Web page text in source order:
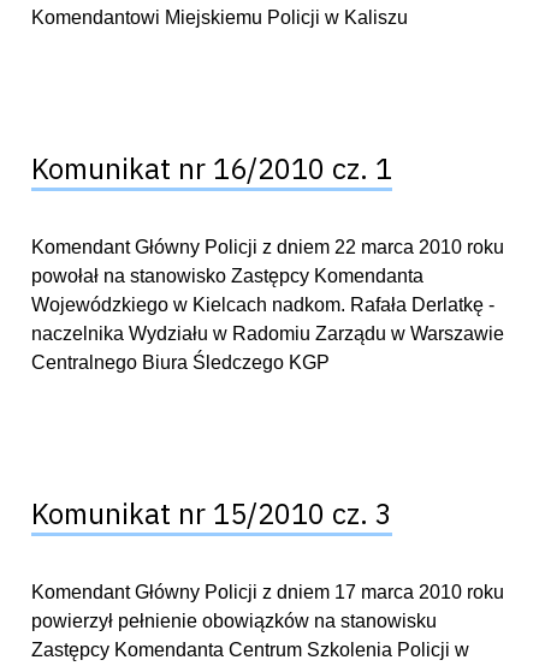
Komendantowi Miejskiemu Policji w Kaliszu
Komunikat nr 16/2010 cz. 1
Komendant Główny Policji z dniem 22 marca 2010 roku
powołał na stanowisko Zastępcy Komendanta
Wojewódzkiego w Kielcach nadkom. Rafała Derlatkę -
naczelnika Wydziału w Radomiu Zarządu w Warszawie
Centralnego Biura Śledczego KGP
Komunikat nr 15/2010 cz. 3
Komendant Główny Policji z dniem 17 marca 2010 roku
powierzył pełnienie obowiązków na stanowisku
Zastępcy Komendanta Centrum Szkolenia Policji w